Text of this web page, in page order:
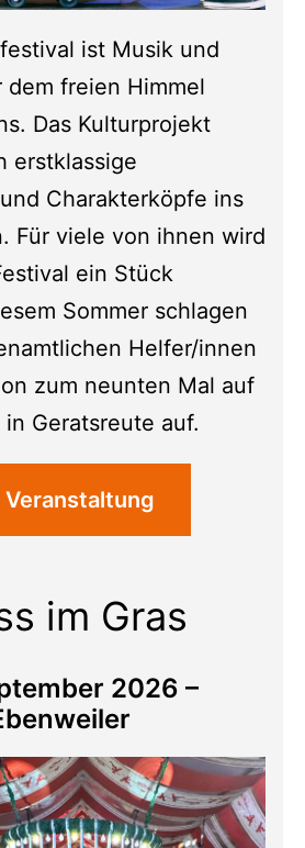
ist Musik und
freien Himmel
Das Kulturprojekt
erstklassige
Charakterköpfe ins
Für viele von ihnen wird
ein Stück
Sommer schlagen
Helfer/innen
zum neunten Mal auf
Geratsreute auf.
Veranstaltung
im Gras
2026 –